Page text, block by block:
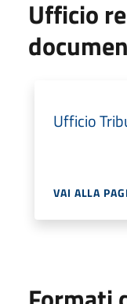
Ufficio
Ufficio
VAI ALLA